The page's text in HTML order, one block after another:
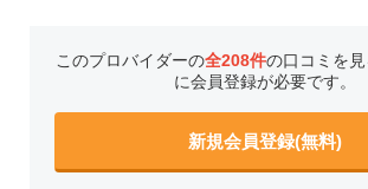
このプロバイダーの全208件の口コミを
に会員登録が必要です。
新規会員登録(無料)